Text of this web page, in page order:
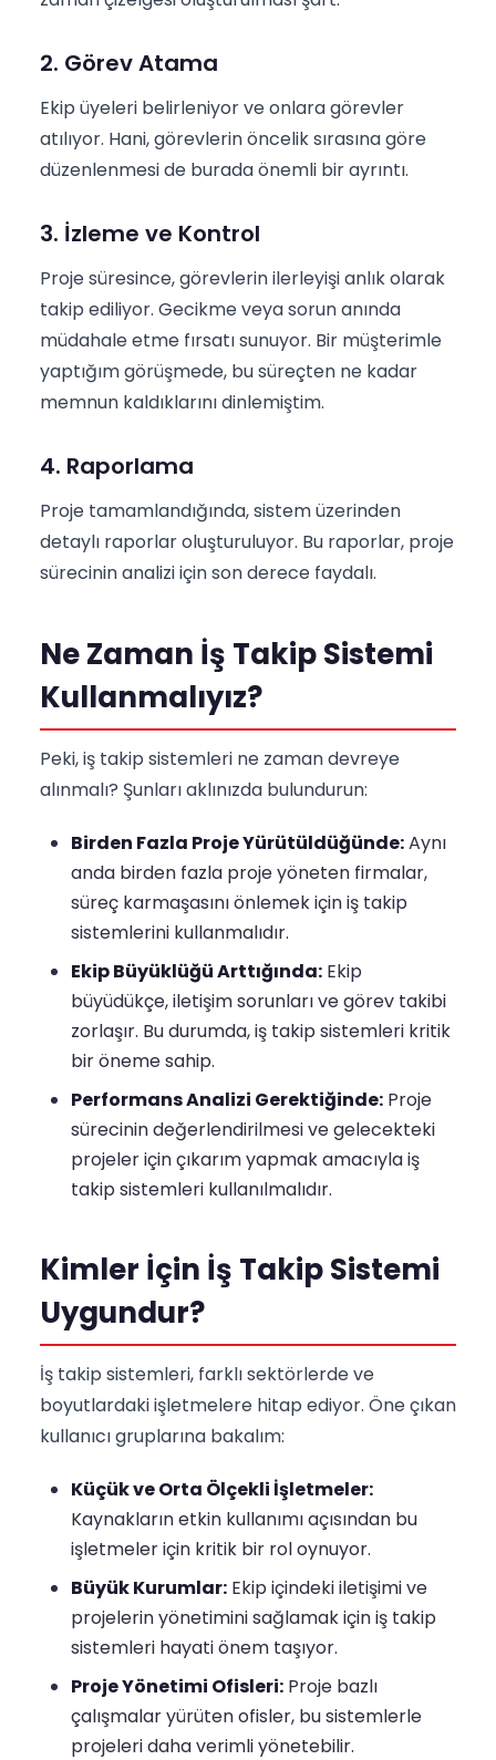
2. Görev Atama
Ekip üyeleri belirleniyor ve onlara görevler
atılıyor. Hani, görevlerin öncelik sırasına göre
düzenlenmesi de burada önemli bir ayrıntı.
3. İzleme ve Kontrol
Proje süresince, görevlerin ilerleyişi anlık olarak
takip ediliyor. Gecikme veya sorun anında
müdahale etme fırsatı sunuyor. Bir müşterimle
yaptığım görüşmede, bu süreçten ne kadar
memnun kaldıklarını dinlemiştim.
4. Raporlama
Proje tamamlandığında, sistem üzerinden
detaylı raporlar oluşturuluyor. Bu raporlar, proje
sürecinin analizi için son derece faydalı.
Ne Zaman İş Takip Sistemi
Kullanmalıyız?
Peki, iş takip sistemleri ne zaman devreye
alınmalı? Şunları aklınızda bulundurun:
Birden Fazla Proje Yürütüldüğünde:Aynı
anda birden fazla proje yöneten firmalar,
süreç karmaşasını önlemek için iş takip
sistemlerini kullanmalıdır.
Ekip Büyüklüğü Arttığında: Ekip
büyüdükçe, iletişim sorunları ve görev takibi
zorlaşır. Bu durumda, iş takip sistemleri kritik
bir öneme sahip.
Performans Analizi Gerektiğinde: Proje
sürecinin değerlendirilmesi ve gelecekteki
projeler için çıkarım yapmak amacıyla iş
takip sistemleri kullanılmalıdır.
Kimler İçin İş Takip Sistemi
Uygundur?
İş takip sistemleri, farklı sektörlerde ve
boyutlardaki işletmelere hitap ediyor. Öne çıkan
kullanıcı gruplarına bakalım:
Küçük ve Orta Ölçekli İşletmeler:
Kaynakların etkin kullanımı açısından bu
işletmeler için kritik bir rol oynuyor.
Büyük Kurumlar: Ekip içindeki iletişimi ve
projelerin yönetimini sağlamak için iş takip
sistemleri hayati önem taşıyor.
Proje Yönetimi Ofisleri: Proje bazlı
çalışmalar yürüten ofisler, bu sistemlerle
projeleri daha verimli yönetebilir.